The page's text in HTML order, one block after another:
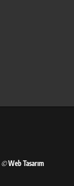
©Web Tasarım